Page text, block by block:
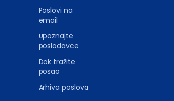
Poslovi na
email
Upoznajte
poslodavce
Dok tražite
posao
Arhiva poslova